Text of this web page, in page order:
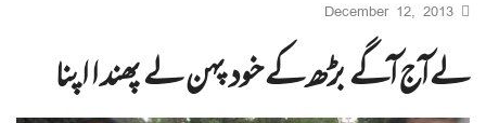
December 12, 2013
لے آج آگے بڑھ کے خود پہن لے پھندا اپنا